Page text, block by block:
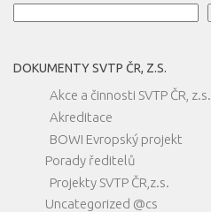
DOKUMENTY SVTP ČR, Z.S.
Akce a činnosti SVTP ČR, z.s.
Akreditace
BOWI Evropský projekt
Porady ředitelů
Projekty SVTP ČR,z.s.
Uncategorized @cs